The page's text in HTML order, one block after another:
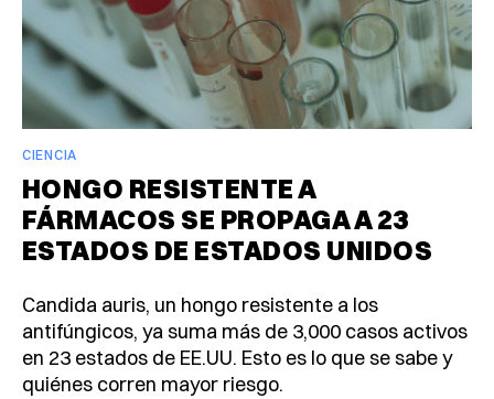
CIENCIA
HONGO RESISTENTE A
FÁRMACOS SE PROPAGA A 23
ESTADOS DE ESTADOS UNIDOS
Candida auris, un hongo resistente a los
antifúngicos, ya suma más de 3,000 casos activos
en 23 estados de EE.UU. Esto es lo que se sabe y
quiénes corren mayor riesgo.